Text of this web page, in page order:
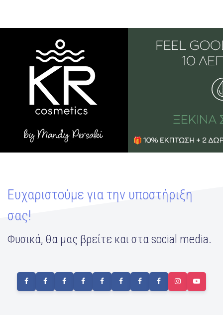
Ευχαριστούμε για την υποστήριξη
σας!
Φυσικά, θα μας βρείτε και στα social media.